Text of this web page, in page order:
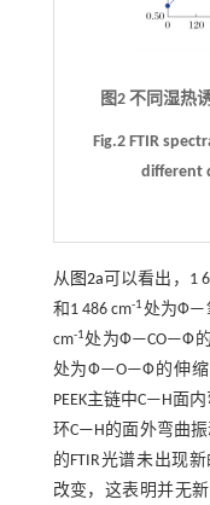
图2 不同湿热
Fig.2 FTIR
different
从图2a 可以看出，1
和1 486 cm-1处为Ф—
cm-1处为Ф—CO—Ф的
处为Ф—O—Ф的伸缩
PEEK主链中C—H面
环C—H的面外弯曲
的FTIR光谱未出现
改变，这表明并无